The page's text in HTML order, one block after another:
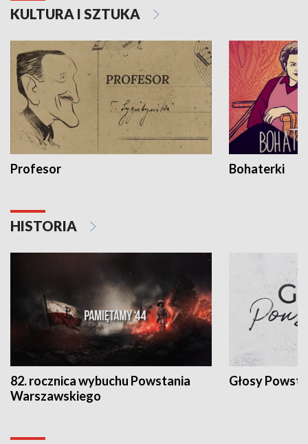
KULTURA I SZTUKA
Profesor Bohaterki
HISTORIA
82. rocznica wybuchu Powstania
Warszawskiego
Głosy